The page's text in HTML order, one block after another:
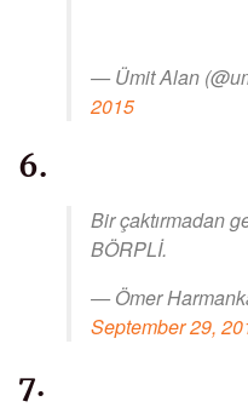
— Ümit Alan
2015
6.
Bir çaktırmadan
BÖRPLİ.
— Ömer
September 29,
7.